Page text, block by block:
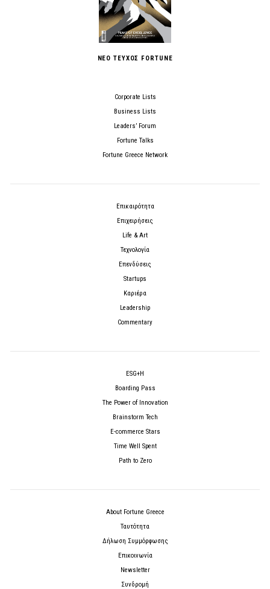
ΝΕΟ ΤΕΥΧΟΣ FORTUNE
Corporate Lists
Business Lists
Leaders’ Forum
Fortune Talks
Fortune Greece Network
Επικαιρότητα
Επιχειρήσεις
Life & Art
Τεχνολογία
Επενδύσεις
Startups
Καριέρα
Leadership
Commentary
ESG+H
Boarding Pass
The Power of Innovation
Brainstorm Tech
E-commerce Stars
Time Well Spent
Path to Zero
About Fortune Greece
Ταυτότητα
Δήλωση Συμμόρφωσης
Επικοινωνία
Newsletter
Συνδρομή